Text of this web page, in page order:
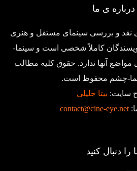
درباره ی ما
نقد و بررسی سینمای مستقل و هنری
کاملاً شخصی است و سینما-
آنها ندارد. حقوق کلیه مطالب
چشم محفوظ است.
سایت: بیتا جلیلی
contact@cine-eye.net
را دنبال کنید